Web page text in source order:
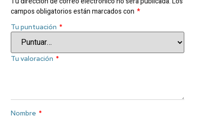
campos obligatorios están marcados con *
Tu puntuación *
Tu valoración *
Nombre *